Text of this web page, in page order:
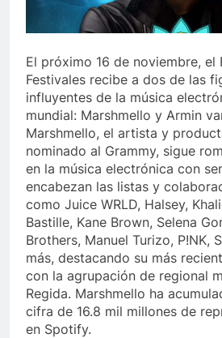
El próximo 16 de noviembre, el
Festivales recibe a dos de las
influyentes de la música
mundial: Marshmello y Armin
Marshmello, el artista y
nominado al Grammy, sigue
en la música electrónica con
encabezan las listas y
como Juice WRLD, Halsey,
Bastille, Kane Brown, Selena
Brothers, Manuel Turizo, P!NK,
más, destacando su más
con la agrupación de regional
Regida. Marshmello ha
cifra de 16.8 mil millones de
en Spotify.